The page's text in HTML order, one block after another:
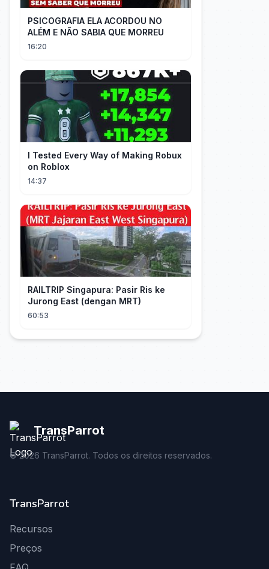
PSICOGRAFIA ELA ACORDOU NO
ALÉM E NÃO SABIA QUE MORREU
16:20
I Tested Every Way of Making Robux
on Roblox
14:37
RAILTRIP Singapura: Pasir Ris ke
Jurong East (dengan MRT)
60:53
TransParrot
©2026 TransParrot. Todos os direitos reservados.
TransParrot
Recursos
Preços